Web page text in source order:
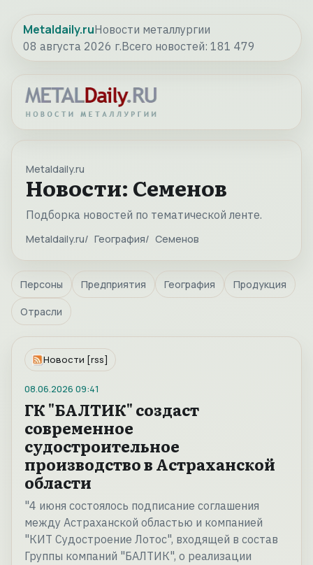
Metaldaily.ruНовости металлургии
08 августа 2026 г.Всего новостей: 181 479
Metaldaily.ru
Новости: Семенов
Подборка новостей по тематической ленте.
Metaldaily.ru География Семенов
Персоны Предприятия География Продукция
Отрасли
Новости [rss]
08.06.2026 09:41
ГК "БАЛТИК" создаст
современное
судостроительное
производство в Астраханской
области
"4 июня состоялось подписание соглашения
между Астраханской областью и компанией
"КИТ Судостроение Лотос", входящей в состав
Группы компаний "БАЛТИК", о реализации